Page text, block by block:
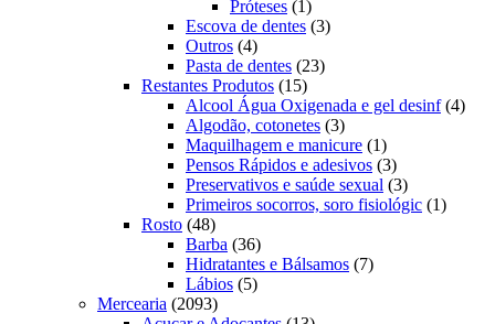
Próteses 11
produto
Escova de dentes 33
Outros 44
produtos
Pasta de dentes 2323
Restantes Produtos 1515
produtos
Alcool Água Oxigenada e gel desinf 44
Algodão, cotonetes 33
produtos
Maquilhagem e manicure 11
produto
Pensos Rápidos e adesivos 33
produtos
Preservativos e saúde sexual 33
produtos
Primeiros socorros, soro fisiológic 11
Rosto 4848
produtos
Barba 3636
produtos
Hidratantes e Bálsamos 77
Lábios 55
Mercearia 20932093